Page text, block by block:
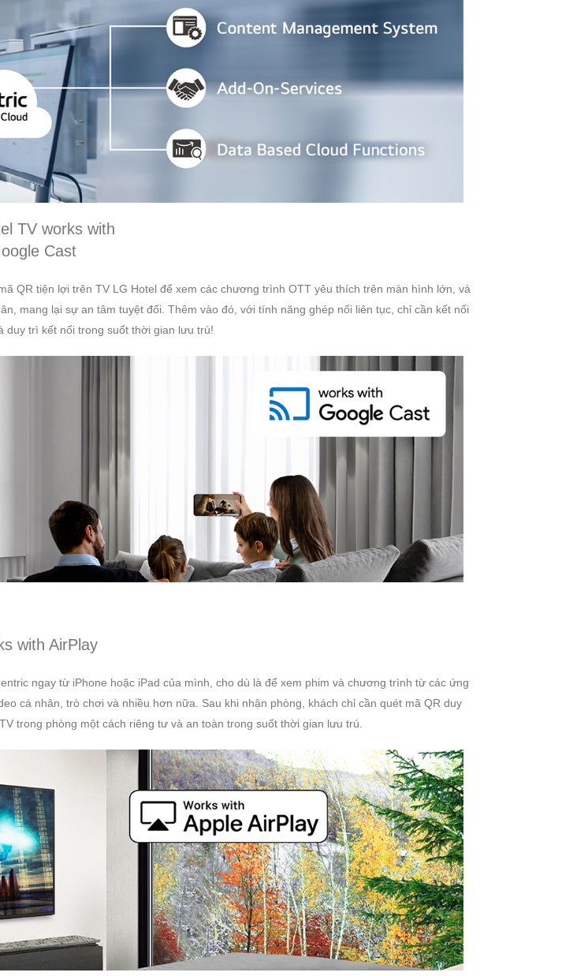
TV works with
Cast
QR tiện lợi trên TV LG Hotel để xem các chương trình OTT yêu thích trên màn hình lớn, và
mang lại sự an tâm tuyệt đối. Thêm vào đó, với tính năng ghép nối liên tục, chỉ cần kết nối
duy trì kết nối trong suốt thời gian lưu trú!
with AirPlay
ngay từ iPhone hoặc iPad của mình, cho dù là để xem phim và chương trình từ các ứng
cá nhân, trò chơi và nhiều hơn nữa. Sau khi nhận phòng, khách chỉ cần quét mã QR duy
trong phòng một cách riêng tư và an toàn trong suốt thời gian lưu trú.